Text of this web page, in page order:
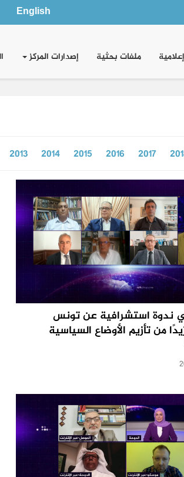
English
ملفات بحثية إصدارات المركز
2017
2016
2015
2014
2013
ندوة استشرافية عن تونس
من تأزيم الأوضاع السياسية